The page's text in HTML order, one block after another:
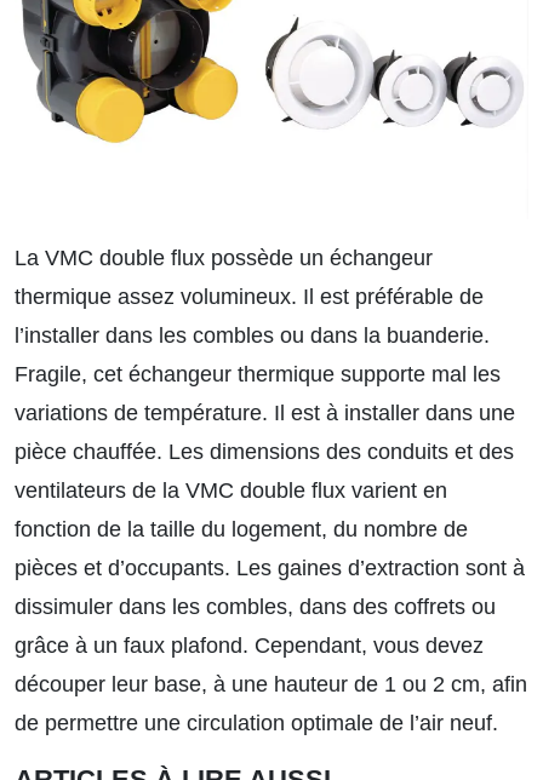
La VMC double flux possède un échangeur
thermique assez volumineux. Il est préférable de
l’installer dans les combles ou dans la buanderie.
Fragile, cet échangeur thermique supporte mal les
variations de température. Il est à installer dans une
pièce chauffée. Les dimensions des conduits et des
ventilateurs de la VMC double flux varient en
fonction de la taille du logement, du nombre de
pièces et d’occupants. Les gaines d’extraction sont à
dissimuler dans les combles, dans des coffrets ou
grâce à un faux plafond. Cependant, vous devez
découper leur base, à une hauteur de 1 ou 2 cm, afin
de permettre une circulation optimale de l’air neuf.